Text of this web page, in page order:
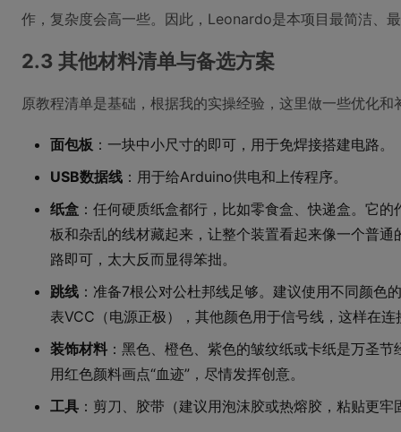
作，复杂度会高一些。因此，Leonardo是本项目最简洁、
2.3 其他材料清单与备选方案
原教程清单是基础，根据我的实操经验，这里做一些优化和
面包板 ：一块中小尺寸的即可，用于免焊接搭建电路。
USB数据线 ：用于给Arduino供电和上传程序。
纸盒 ：任何硬质纸盒都行，比如零食盒、快递盒。它的
板和杂乱的线材藏起来，让整个装置看起来像一个普
路即可，太大反而显得笨拙。
跳线 ：准备7根公对公杜邦线足够。建议使用不同颜色
表VCC（电源正极），其他颜色用于信号线，这样在
装饰材料 ：黑色、橙色、紫色的皱纹纸或卡纸是万圣
用红色颜料画点“血迹”，尽情发挥创意。
工具 ：剪刀、胶带（建议用泡沫胶或热熔胶，粘贴更牢